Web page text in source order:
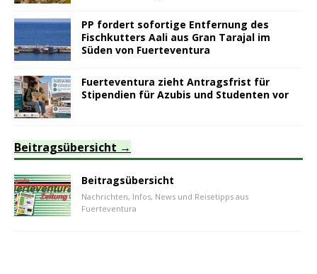
PP fordert sofortige Entfernung des
Fischkutters Aali aus Gran Tarajal im
Süden von Fuerteventura
Fuerteventura zieht Antragsfrist für
Stipendien für Azubis und Studenten vor
Beitragsübersicht
Beitragsübersicht
Nachrichten, Infos, News und Reisetipps aus
Fuerteventura